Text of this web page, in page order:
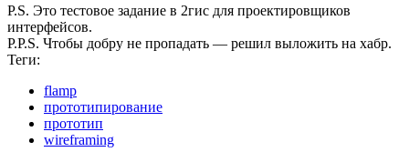
P.S. Это тестовое задание в 2гис для проектировщиков
интерфейсов.
P.P.S. Чтобы добру не пропадать — решил выложить на хабр.
Теги:
flamp
прототипирование
прототип
wireframing